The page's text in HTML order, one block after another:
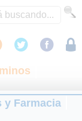
y Farmacia